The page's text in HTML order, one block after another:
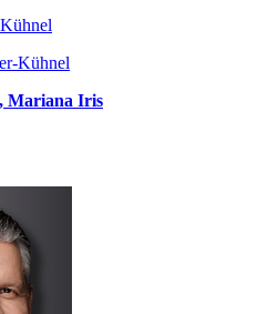
Kühnel
Mariana Iris